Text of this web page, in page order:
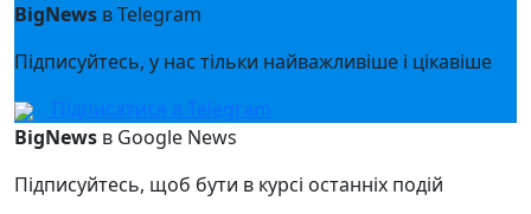
BigNews в Telegram
Підписуйтесь, у нас тільки найважливіше і цікавіше
Підписатися в Telegram
BigNews в Google News
Підписуйтесь, щоб бути в курсі останніх подій